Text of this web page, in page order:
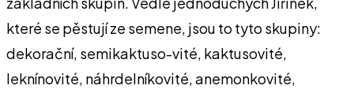
které se pěstují ze semene, jsou to tyto skupiny:
dekorační, semikaktuso-vité, kaktusovité,
leknínovité, náhrdelníkovité, anemonkovité,